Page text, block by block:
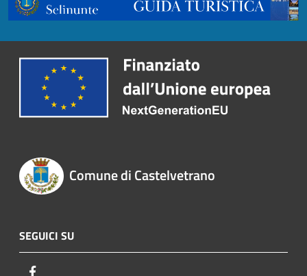
Comune di Castelvetrano
SEGUICI SU